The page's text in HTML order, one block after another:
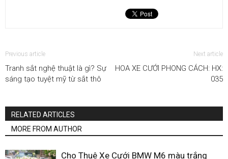
Previous article
Tranh sắt nghệ thuật là gì? Sự
sáng tạo tuyệt mỹ từ sắt thô
Next article
HOA XE CƯỚI PHONG CÁCH: HX:
035
RELATED ARTICLES
MORE FROM AUTHOR
Cho Thuê Xe Cưới BMW M6 màu trắng